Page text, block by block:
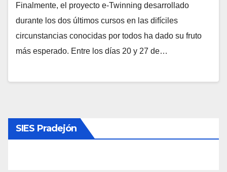
Finalmente, el proyecto e-Twinning desarrollado
durante los dos últimos cursos en las difíciles
circunstancias conocidas por todos ha dado su fruto
más esperado. Entre los días 20 y 27 de…
SIES Pradejón